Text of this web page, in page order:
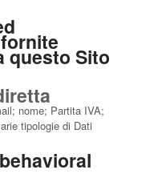
questo Sito
nome; Partita IVA;
tipologie di Dati